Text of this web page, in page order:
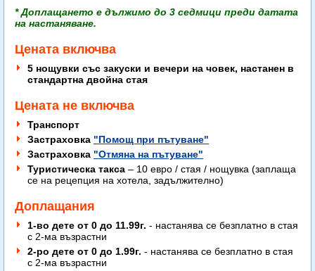
* Доплащането е дължимо до 3 седмици преди датата
на настаняване.
Цената включва
5 нощувки със закуски и вечери на човек, настанен в
стандартна двойна стая
Цената не включва
Транспорт
Застраховка "Помощ при пътуване"
Застраховка "Отмяна на пътуване"
Туристическа такса – 10 евро / стая / нощувка (заплаща
се на рецепция на хотела, задължително)
Доплащания
1-во дете от 0 до 11.99г. - настанява се безплатно в стая
с 2-ма възрастни
2-ро дете от 0 до 1.99г. - настанява се безплатно в стая
с 2-ма възрастни